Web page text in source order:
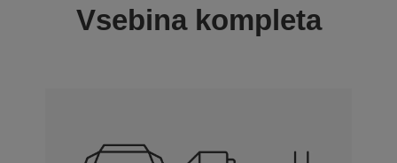
Vsebina kompleta